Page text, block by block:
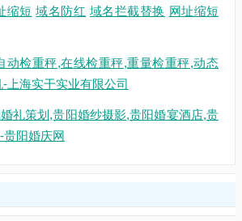
缩短 域名防红 域名拦截替换 网址缩短
动检重秤,在线检重秤,重量检重秤,动态
上海实干实业有限公司
礼策划,贵阳婚纱摄影,贵阳婚宴酒店,贵
贵阳婚庆网